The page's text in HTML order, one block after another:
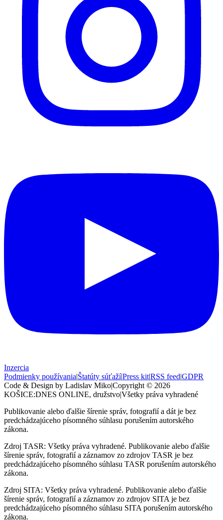
Inzercia
Podmienky používania|Štatúty súťaží|Press kit|RSS feed|GDPR
Code & Design by Ladislav Miko|Copyright © 2026
KOŠICE:DNES ONLINE, družstvo|Všetky práva vyhradené
Publikovanie alebo ďalšie šírenie správ, fotografií a dát je bez
predchádzajúceho písomného súhlasu porušením autorského
zákona.
Zdroj TASR: Všetky práva vyhradené. Publikovanie alebo ďalšie
šírenie správ, fotografií a záznamov zo zdrojov TASR je bez
predchádzajúceho písomného súhlasu TASR porušením autorského
zákona.
Zdroj SITA: Všetky práva vyhradené. Publikovanie alebo ďalšie
šírenie správ, fotografií a záznamov zo zdrojov SITA je bez
predchádzajúceho písomného súhlasu SITA porušením autorského
zákona.